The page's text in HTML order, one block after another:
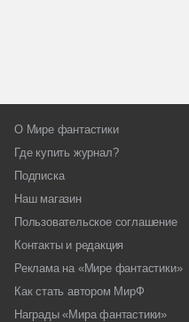
О Мире фантастики
Где купить журнал?
Подписка
Наш магазин
Пользовательское соглашение
Контакты и редакция
Реклама на «Мире фантастики»
Как стать автором МирФ
Награды «Мира фантастики»